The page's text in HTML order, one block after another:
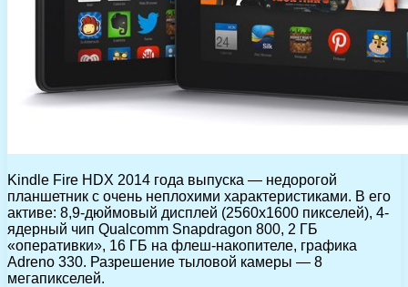
Kindle Fire HDX 2014 года выпуска — недорогой
планшетник с очень неплохими характеристиками. В его
активе: 8,9-дюймовый дисплей (2560х1600 пикселей), 4-
ядерный чип Qualcomm Snapdragon 800, 2 ГБ
«оперативки», 16 ГБ на флеш-накопителе, графика
Adreno 330. Разрешение тыловой камеры — 8
мегапикселей.